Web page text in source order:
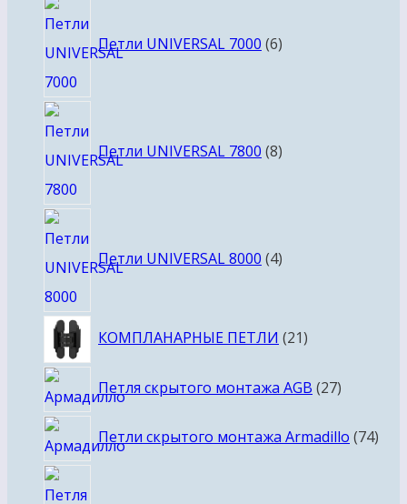
Петли UNIVERSAL 7000 6товаров
Петли UNIVERSAL 7800 8товаров
Петли UNIVERSAL 8000 4товара
КОМПЛАНАРНЫЕ ПЕТЛИ 2121
Петля скрытого монтажа AGB 2727
Петли скрытого монтажа Armadillo 7474